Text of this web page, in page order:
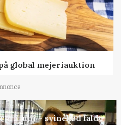
global mejeriauktion
i juni – svinekød faldt